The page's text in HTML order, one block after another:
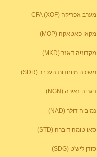
מערב אפריקה CFA (XOF)
מקאו פאטאקה (MOP)
מקדוניה דאנר (MKD)
משיכה מיוחדות העכבר (SDR)
ניגריה נאירה (NGN)
נמיביה דולר (NAD)
סאו טומה דוברה (STD)
סודן ליש'ט (SDG)